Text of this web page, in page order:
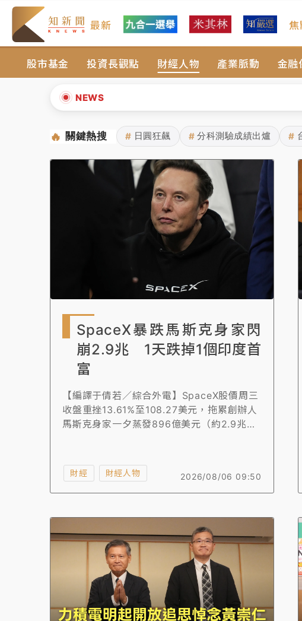
最新 焦
股市基金 投資長觀點 財經人物 產業脈動 金融
NEWS
暑假過三周才推「E宿新北打卡趣」！抽獎程序複雜
中信慈善基金會想增加董事人數！辜仲諒向法院聲請
故宮《龍藏經》特展第2檔！今線上預約開賣一度塞
父親節泡湯了！中颱白海豚雨彈轟3天 「紅到發紫」
女律師陳昱瑄詐慈濟10億！黃金158kg遭查扣畫面曝光
暑假過三周才推「E宿新北打卡趣」！抽獎程序複雜
中信慈善基金會想增加董事人數！辜仲諒向法院聲請
故宮《龍藏經》特展第2檔！今線上預約開賣一度塞
台東農業處長涉圖利渡假村！東檢抗告成功 今重開
父親節泡湯了！中颱白海豚雨彈轟3天 「紅到發紫」
🔥 關鍵熱搜 # 日圓狂飆 # 分科測驗成績出爐 #
SpaceX暴跌馬斯克身家閃
崩2.9兆 1天跌掉1個印度首
富
【編譯于倩若／綜合外電】SpaceX股價周三
收盤重挫13.61%至108.27美元，拖累創辦人
馬斯克身家一夕蒸發896億美元（約2.9兆台
2026/08/06 09:50
財經 財經人物